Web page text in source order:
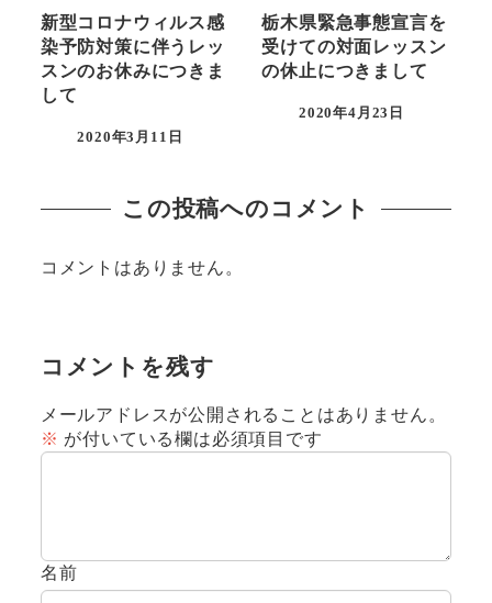
新型コロナウィルス感
染予防対策に伴うレッ
スンのお休みにつきま
して
投稿日
2020年3月11日
栃木県緊急事態宣言を
受けての対面レッスン
の休止につきまして
投稿日
2020年4月23日
この投稿へのコメント
コメントはありません。
コメントを残す
メールアドレスが公開されることはありません。
※ が付いている欄は必須項目です
名前